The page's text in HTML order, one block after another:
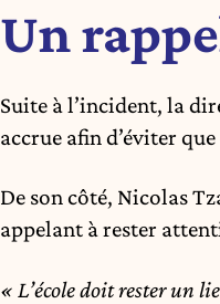
Un
Suite à l’incident, la
accrue afin d’éviter
De son côté, Nicolas
appelant à rester
« L’école doit rester un